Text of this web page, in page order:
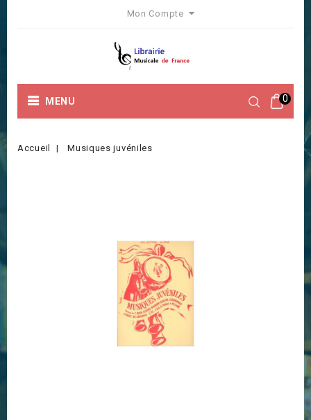
Mon Compte
0
MENU
Accueil Musiques juvéniles